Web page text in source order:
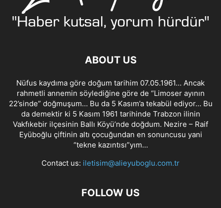
ABOUT US
Nüfus kaydıma göre doğum tarihim 07.05.1961… Ancak
rahmetli annemin söylediğine göre de “Limoser ayının
22’sinde” doğmuşum… Bu da 5 Kasım’a tekabül ediyor… Bu
da demektir ki 5 Kasım 1961 tarihinde Trabzon ilinin
Vakfıkebir ilçesinin Ballı Köyü’nde doğdum. Nezire – Raif
Eyüboğlu çiftinin altı çocuğundan en sonuncusu yani
“tekne kazıntısı”yım…
Contact us: iletisim@alieyuboglu.com.tr
FOLLOW US